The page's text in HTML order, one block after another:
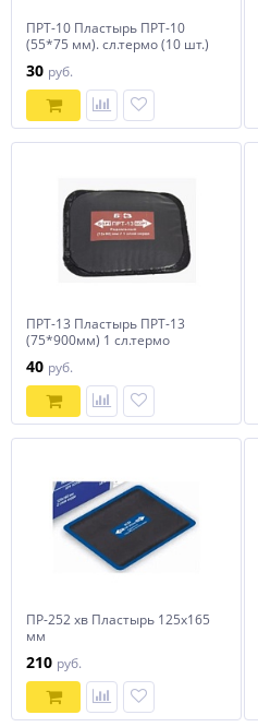
ПРТ-10 Пластырь ПРТ-10
(55*75 мм). сл.термо (10 шт.)
30 руб.
ПРТ-13 Пластырь ПРТ-13
(75*900мм) 1 сл.термо
40 руб.
ПР-252 хв Пластырь 125х165
мм
210 руб.